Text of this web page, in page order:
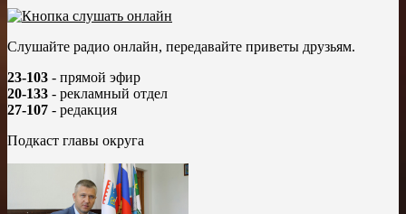
Слушайте радио онлайн, передавайте приветы друзьям.
23-103 - прямой эфир
20-133 - рекламный отдел
27-107 - редакция
Подкаст главы округа